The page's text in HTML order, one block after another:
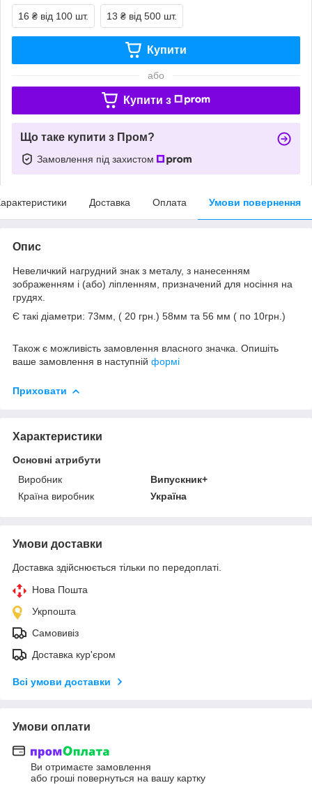
16 ₴ від 100 шт. 13 ₴ від 500 шт.
Купити
або
Купити з
Що таке купити з Пром?
Замовлення під захистом
Доставка Оплата Умови повернення
Опис
Невеличкий нагрудний знак з металу, з нанесенням
зображенням і (або) ліпленням, призначений для носіння на
грудях.
Є такі діаметри: 73мм, ( 20 грн.) 58мм та 56 мм ( по 10грн.)
Також є можливість замовлення власного значка. Опишіть
ваше замовлення в наступній формі
Приховати
Характеристики
Основні атрибути
Виробник
Випускник+
Країна виробник
Україна
Умови доставки
Доставка здійснюється тільки по передоплаті.
Нова Пошта
Укрпошта
Самовивіз
Доставка кур'єром
Всі умови доставки
Умови оплати
Ви отримаєте замовлення
або гроші повернуться на вашу картку